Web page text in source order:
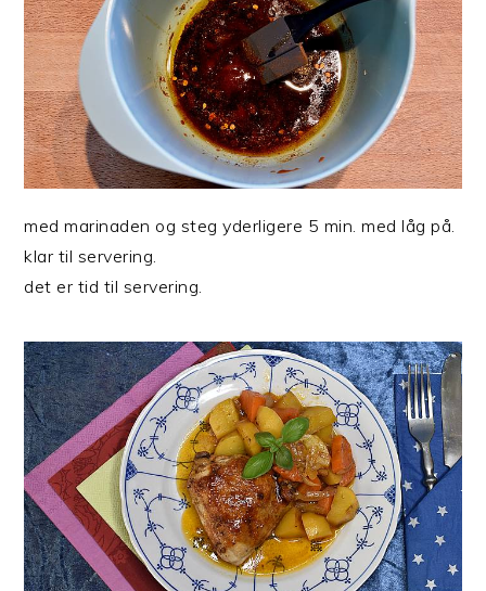
med marinaden og steg yderligere 5 min. med låg på.
klar til servering.
det er tid til servering.